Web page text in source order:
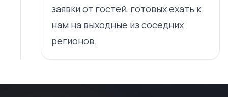
заявки от гостей, готовых ехать к
нам на выходные из соседних
регионов.